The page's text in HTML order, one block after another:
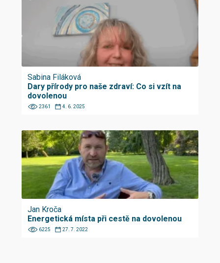
Sabina Filáková
Dary přírody pro naše zdraví: Co si vzít na
dovolenou
2361 4. 6. 2025
Jan Kroča
Energetická místa při cestě na dovolenou
6225 27. 7. 2022